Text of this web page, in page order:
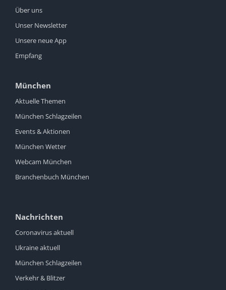
Über uns
Unser Newsletter
Unsere neue App
Empfang
München
Aktuelle Themen
München Schlagzeilen
Events & Aktionen
München Wetter
Webcam München
Branchenbuch München
Nachrichten
Coronavirus aktuell
Ukraine aktuell
München Schlagzeilen
Verkehr & Blitzer